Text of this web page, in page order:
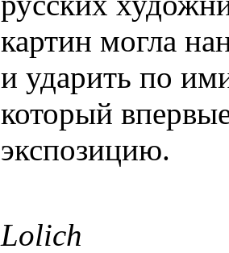
картин могла
и ударить по
который
экспозицию.
Lolich